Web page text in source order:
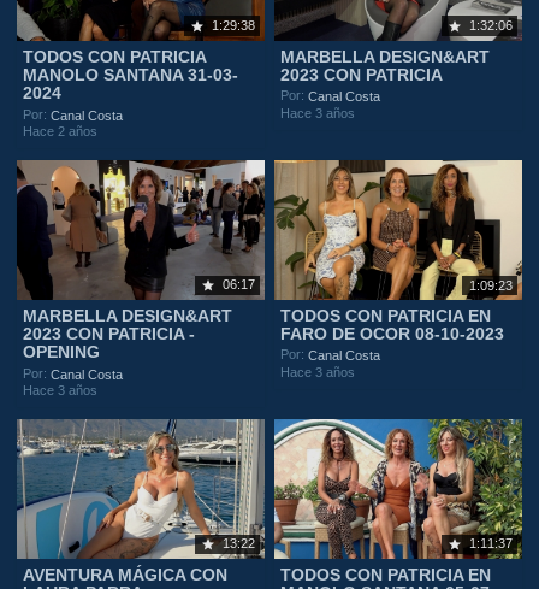
1:29:38
TODOS CON PATRICIA
MANOLO SANTANA 31-03-
2024
Por:Canal Costa
Hace 2 años
1:32:06
MARBELLA DESIGN&ART
2023 CON PATRICIA
Por:Canal Costa
Hace 3 años
06:17
MARBELLA DESIGN&ART
2023 CON PATRICIA -
OPENING
Por:Canal Costa
Hace 3 años
1:09:23
TODOS CON PATRICIA EN
FARO DE OCOR 08-10-2023
Por:Canal Costa
Hace 3 años
13:22
AVENTURA MÁGICA CON
1:11:37
TODOS CON PATRICIA EN